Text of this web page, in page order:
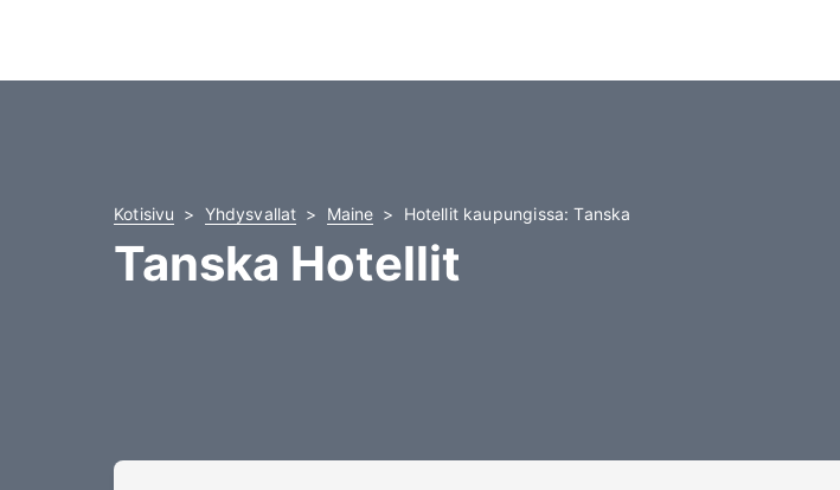
Kotisivu Yhdysvallat Maine Hotellit kaupungissa: Tanska
Tanska Hotellit